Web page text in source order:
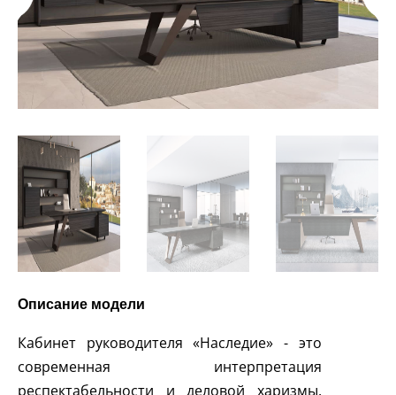
Описание модели
Кабинет руководителя «Наследие» - это
современная интерпретация
респектабельности и деловой харизмы.